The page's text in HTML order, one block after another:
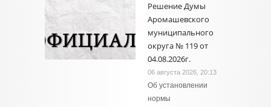
Решение Думы
Аромашевского
муниципального
округа № 119 от
04.08.2026г.
06 августа 2026, 20:13
Об установлении
нормы